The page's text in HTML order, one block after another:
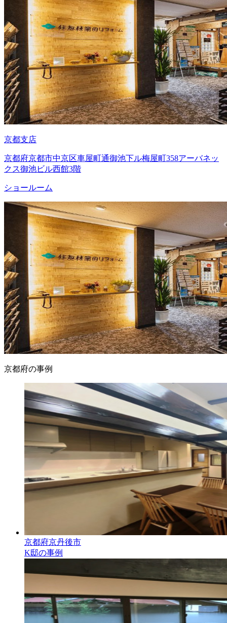
京都支店
京都府京都市中京区車屋町通御池下ル梅屋町358アーバネッ
クス御池ビル西館3階
ショールーム
京都府の事例
京都府京丹後市
K邸の事例